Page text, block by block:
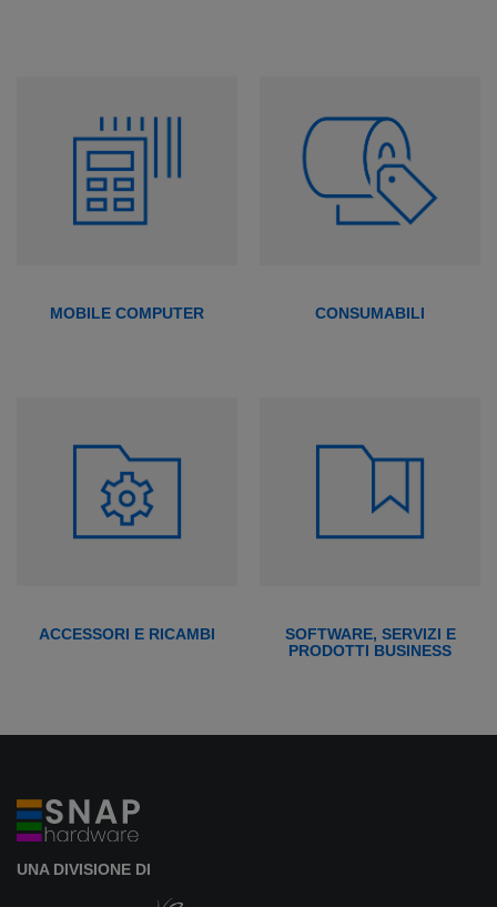
MOBILE COMPUTER CONSUMABILI
ACCESSORI E RICAMBI
SOFTWARE, SERVIZI E
PRODOTTI BUSINESS
UNA DIVISIONE DI